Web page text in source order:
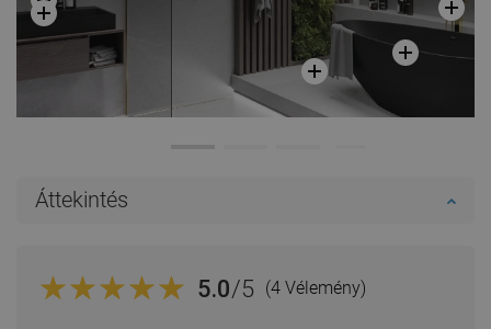
Áttekintés
5.0/5 (4 Vélemény)